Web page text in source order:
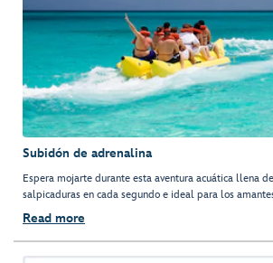
Subidón de adrenalina
Espera mojarte durante esta aventura acuática llena
salpicaduras en cada segundo e ideal para los
Read more